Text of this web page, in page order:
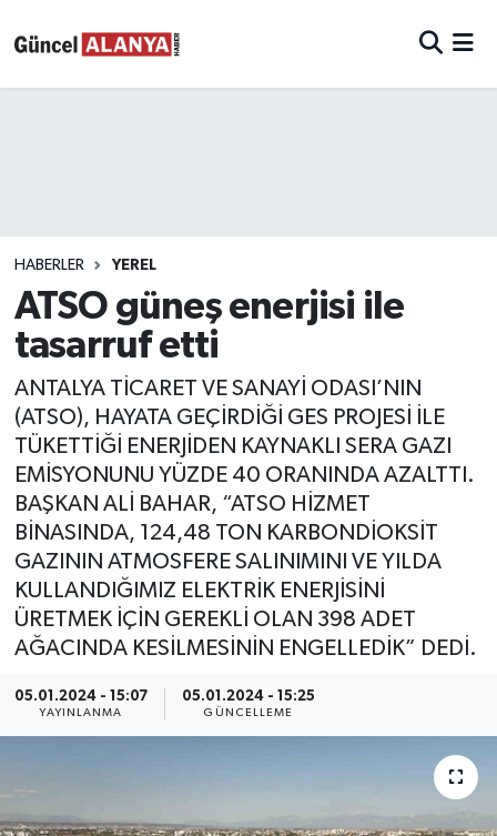
HABERLER YEREL
ATSO güneş enerjisi ile
tasarruf etti
ANTALYA TİCARET VE SANAYİ ODASI’NIN
(ATSO), HAYATA GEÇİRDİĞİ GES PROJESİ İLE
TÜKETTİĞİ ENERJİDEN KAYNAKLI SERA GAZI
EMİSYONUNU YÜZDE 40 ORANINDA AZALTTI.
BAŞKAN ALİ BAHAR, “ATSO HİZMET
BİNASINDA, 124,48 TON KARBONDİOKSİT
GAZININ ATMOSFERE SALINIMINI VE YILDA
KULLANDIĞIMIZ ELEKTRİK ENERJİSİNİ
ÜRETMEK İÇİN GEREKLİ OLAN 398 ADET
AĞACINDA KESİLMESİNİN ENGELLEDİK” DEDİ.
05.01.2024 - 15:07
YAYINLANMA
05.01.2024 - 15:25
GÜNCELLEME